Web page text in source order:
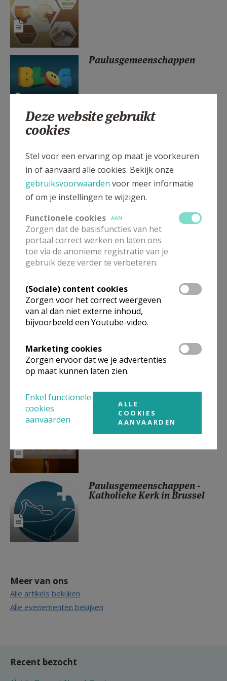
AANMELDEN OF REGISTREREN
Paulusgemeenschappen
Paulusgemeenschappen
Khalid Benhaddou,
Moslimtheoloog en verbinder
Gebed in de geest van Taizé
Paulusgemeenschappen -
Katholieke Kerk in Brussel
Meer van ons
Alle artikels bekijken
Alle evenementen bekijken
Recent bezocht
Deze website gebruikt
cookies
Stel voor een ervaring op maat je voorkeuren
in of aanvaard alle cookies. Bekijk onze
gebruiksvoorwaarden voor meer informatie
of om je instellingen te wijzigen.
Functionele cookies
AAN
Zorgen dat de basisfuncties van het
portaal correct werken en laten ons
toe via de anonieme registratie van je
gebruik deze verder te verbeteren.
(Sociale) content cookies
Zorgen voor het correct weergeven
van al dan niet externe inhoud,
bijvoorbeeld een Youtube-video.
Marketing cookies
Zorgen ervoor dat we je advertenties
op maat kunnen laten zien.
Enkel functionele
cookies
aanvaarden
ALLE
COOKIES
AANVAARDEN